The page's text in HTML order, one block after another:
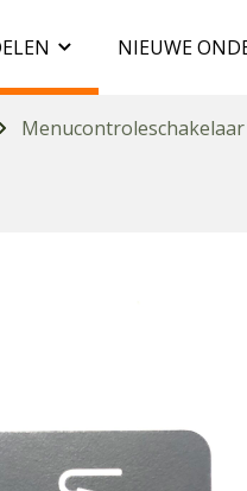
NIEUWE
Menucontroleschakelaar